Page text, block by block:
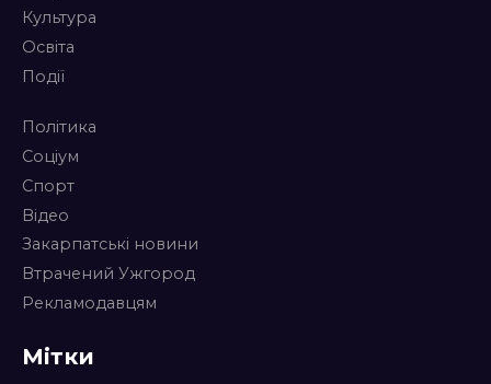
Культура
Освіта
Події
Політика
Соціум
Спорт
Відео
Закарпатські новини
Втрачений Ужгород
Рекламодавцям
Мітки